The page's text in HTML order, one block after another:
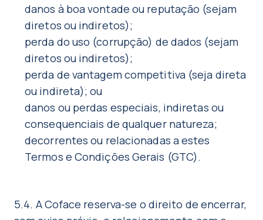
danos à boa vontade ou reputação (sejam
diretos ou indiretos);
perda do uso (corrupção) de dados (sejam
diretos ou indiretos);
perda de vantagem competitiva (seja direta
ou indireta); ou
danos ou perdas especiais, indiretas ou
consequenciais de qualquer natureza;
decorrentes ou relacionadas a estes
Termos e Condições Gerais (GTC).
5.4. A Coface reserva-se o direito de encerrar,